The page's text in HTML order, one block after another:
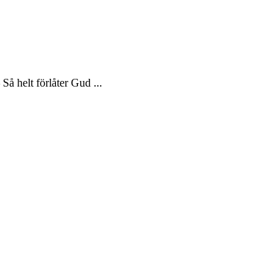
helt förlåter Gud ...